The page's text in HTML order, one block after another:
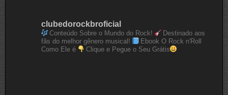
clubedorockbroficial
Conteúdo Sobre o Mundo do Rock!
Destinado aos
fãs do melhor gênero musical!
Ebook O Rock n'Roll
Como Ele é
Clique e Pegue o Seu Grátis